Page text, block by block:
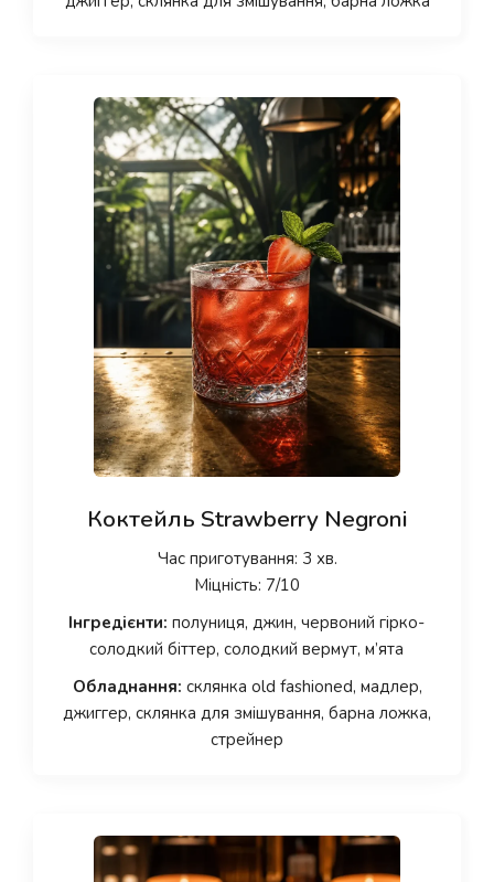
Коктейль Strawberry Negroni
Час приготування: 3 хв.
Міцність: 7/10
Інгредієнти: полуниця, джин, червоний гірко-
солодкий біттер, солодкий вермут, м’ята
Обладнання: склянка old fashioned, мадлер,
джиггер, склянка для змішування, барна ложка,
стрейнер